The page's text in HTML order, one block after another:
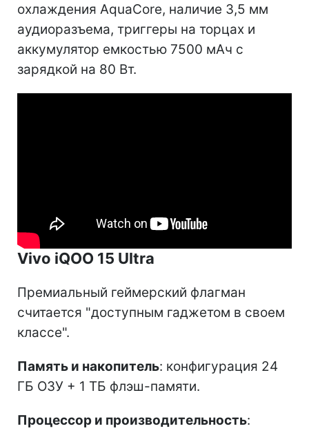
охлаждения AquaCore, наличие 3,5 мм
аудиоразъема, триггеры на торцах и
аккумулятор емкостью 7500 мАч с
зарядкой на 80 Вт.
Vivo iQOO 15 Ultra
Премиальный геймерский флагман
считается "доступным гаджетом в своем
классе".
Память и накопитель: конфигурация 24
ГБ ОЗУ + 1 ТБ флэш-памяти.
Процессор и производительность: